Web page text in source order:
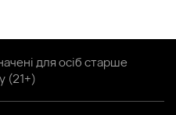
для осіб старше
(21+)